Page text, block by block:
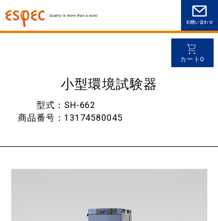
お問い合わせ
環境試験器 レンタル商品検索
小型環境試験器
カート0
型式
SH-662
商品番号
13174580045